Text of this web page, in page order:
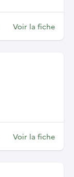
Voir la fiche
Voir la fiche